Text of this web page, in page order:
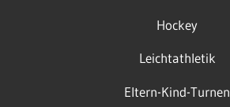
Hockey
Leichtathletik
Eltern-Kind-Turnen